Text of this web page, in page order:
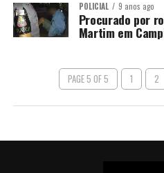
POLICIAL 9 anos ago
Procurado por
Martim em
PAGE 5 OF 5 1 2